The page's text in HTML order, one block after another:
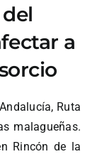
a
Ruta
malagueñas.
Rincón de la